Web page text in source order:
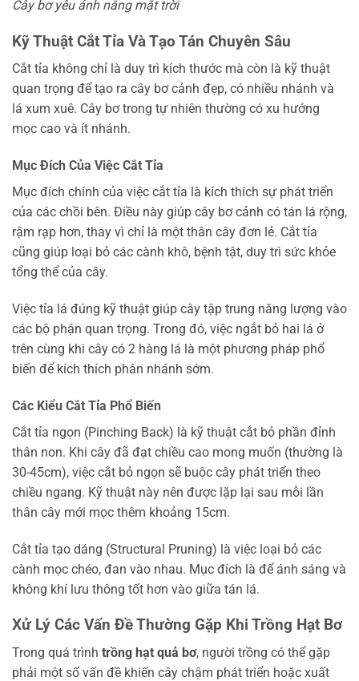
Cây bơ yêu ánh nắng mặt trời
Kỹ Thuật Cắt Tỉa Và Tạo Tán Chuyên Sâu
Cắt tỉa không chỉ là duy trì kích thước mà còn là kỹ thuật
quan trọng để tạo ra cây bơ cảnh đẹp, có nhiều nhánh và
lá xum xuê. Cây bơ trong tự nhiên thường có xu hướng
mọc cao và ít nhánh.
Mục Đích Của Việc Cắt Tỉa
Mục đích chính của việc cắt tỉa là kích thích sự phát triển
của các chồi bên. Điều này giúp cây bơ cảnh có tán lá rộng,
rậm rạp hơn, thay vì chỉ là một thân cây đơn lẻ. Cắt tỉa
cũng giúp loại bỏ các cành khô, bệnh tật, duy trì sức khỏe
tổng thể của cây.
Việc tỉa lá đúng kỹ thuật giúp cây tập trung năng lượng vào
các bộ phận quan trọng. Trong đó, việc ngắt bỏ hai lá ở
trên cùng khi cây có 2 hàng lá là một phương pháp phổ
biến để kích thích phân nhánh sớm.
Các Kiểu Cắt Tỉa Phổ Biến
Cắt tỉa ngọn (Pinching Back) là kỹ thuật cắt bỏ phần đỉnh
thân non. Khi cây đã đạt chiều cao mong muốn (thường là
30-45cm), việc cắt bỏ ngọn sẽ buộc cây phát triển theo
chiều ngang. Kỹ thuật này nên được lặp lại sau mỗi lần
thân cây mới mọc thêm khoảng 15cm.
Cắt tỉa tạo dáng (Structural Pruning) là việc loại bỏ các
cành mọc chéo, đan vào nhau. Mục đích là để ánh sáng và
không khí lưu thông tốt hơn vào giữa tán lá.
Xử Lý Các Vấn Đề Thường Gặp Khi Trồng Hạt Bơ
Trong quá trình trồng hạt quả bơ, người trồng có thể gặp
phải một số vấn đề khiến cây chậm phát triển hoặc xuất